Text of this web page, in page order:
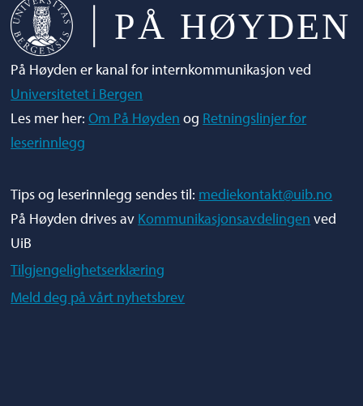
På Høyden er kanal for internkommunikasjon ved
Universitetet i Bergen
Les mer her:Om På Høyden og Retningslinjer for
leserinnlegg
Tips og leserinnlegg sendes til: mediekontakt@uib.no
På Høyden drives av Kommunikasjonsavdelingen ved
UiB
Tilgjengelighetserklæring
Meld deg på vårt nyhetsbrev